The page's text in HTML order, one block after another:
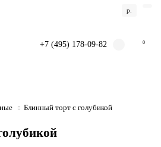
р.
+7 (495) 178-09-82 0
Блинный торт с голубикой